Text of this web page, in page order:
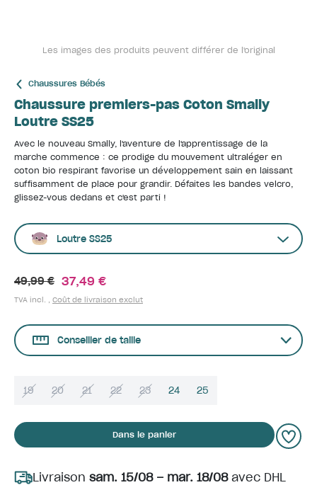
Les images des produits peuvent différer de l'original
Chaussures Bébés
Chaussure premiers-pas Coton Smally
Loutre SS25
Avec le nouveau Smally, l'aventure de l'apprentissage de la
marche commence : ce prodige du mouvement ultraléger en
coton bio respirant favorise un développement sain en laissant
suffisamment de place pour grandir. Défaites les bandes velcro,
glissez-vous dedans et c'est parti !
Loutre SS25
49,99 € 37,49 €
TVA incl. , Coût de livraison exclut
Conseiller de taille
19 20 21 22 23 24 25
Dans le panier
Livraison sam. 15/08 – mar. 18/08avec DHL